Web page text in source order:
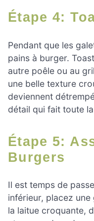
Étape 4:
Pendant que les
pains à burger.
autre poêle ou au
une belle texture
deviennent
détail qui fait toute
Étape 5: Assemblage Des
Burgers
Il est temps de
inférieur, placez
la laitue croquante,